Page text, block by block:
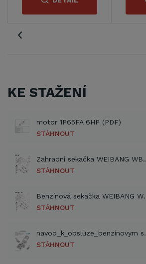
KE STAŽENÍ
motor 1P65FA 6HP (PDF)
STÁHNOUT
Zahradní
STÁHNOUT
Benzínová
STÁHNOUT
STÁHNOUT